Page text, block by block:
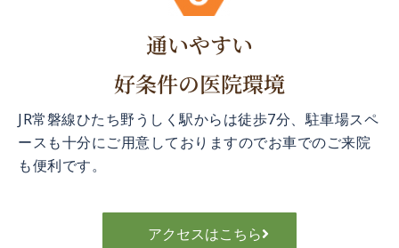
通いやすい
好条件の医院環境
JR常磐線ひたち野うしく駅からは徒歩7分、駐車場スペ
ースも十分にご用意しておりますのでお車でのご来院
も便利です。
アクセスはこちら